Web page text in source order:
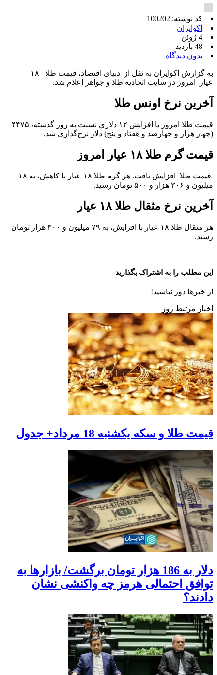
کد نوشته: 100202
اکوایران
4 ژوئن
48 بازدید
بدون دیدگاه
به گزارش اکوایران به نقل از دنیای اقتصاد، قیمت طلا ۱۸
عیار امروز در سایت اتحادیه طلا و جواهر اعلام شد.
آخرین نرخ اونس طلا
قیمت طلا امروز با افزایش ۱۲ دلاری نسبت به روز گذشته، ۴۴۷۵
(چهار هزار و چهارصد و هفتاد و پنج) دلار نرخ‌گذاری شد.
قیمت گرم طلا ۱۸ عیار امروز
قیمت طلا افزایش یافت. هر گرم طلا ۱۸ عیار با کاهش، به ۱۸
میلیون و ۳۰۶ هزار و ۵۰۰ تومان رسید.
آخرین نرخ مثقال طلا ۱۸ عیار
هر مثقال طلا ۱۸ عیار با افزایش، به ۷۹ میلیون و ۳۰۰ هزار تومان
رسید‌.
این مطلب را به اشتراک بگذارید
از خبرها دور نباشید!
اخبار مرتبط روز
قیمت طلا و سکه یکشنبه 18 مرداد+ جدول
دلار به 186 هزار تومان برگشت/ بازارها به
توافق احتمالی هرمز چه واکنشی نشان
دادند؟